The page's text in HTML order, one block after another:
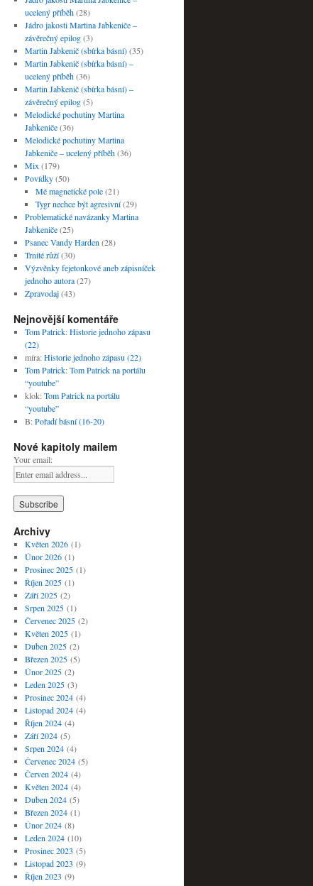
ucelený příběh(28)
Jádro jakosti Martina Jabkeniče –
závěrečný epilog(3)
Martin Jabkenič (sbírka básní)(35)
Martin Jabkenič (sbírka básní) –
ucelený příběh(36)
Martin Jabkenič (sbírka básní) –
závěrečný epilog(5)
Melodické pochutiny Martina
Jabkeniče(36)
Melodické pochutiny Martina
Jabkeniče – ucelený příběh(36)
Mix (179)
Povídky(50)
Mé magnetické pole(21)
Tygr nechce být agresivní(29)
Problematické navázanky Martina
Jabkeniče(25)
Psanec Vandy Harden (28)
Trnité růží(30)
Výzvěnky fejetonkové aneb zápisníček
jednoho autora(27)
Zpravodaj(43)
Nejnovější komentáře
Tom Patrick:Historie jednoho zápasu
(22)
míra:Historie jednoho zápasu (22)
Tom Patrick:Tom Patrick na portálu
“youtube”
klok:Tom Patrick na portálu
“youtube”
B:Pořadí básní (16-20)
Nové kapitoly mailem
Your email:
Archivy
Květen 2026(1)
Únor 2026(1)
Prosinec 2025(1)
Říjen 2025(1)
Září 2025(2)
Srpen 2025(1)
Červenec 2025(2)
Květen 2025(1)
Duben 2025(2)
Březen 2025(5)
Únor 2025(2)
Leden 2025(3)
Prosinec 2024(4)
Listopad 2024(4)
Říjen 2024(4)
Září 2024(5)
Srpen 2024(4)
Červenec 2024(5)
Červen 2024(4)
Květen 2024(4)
Duben 2024(5)
Březen 2024(1)
Únor 2024(8)
Leden 2024(10)
Prosinec 2023 (5)
Listopad 2023 (9)
Říjen 2023 (9)